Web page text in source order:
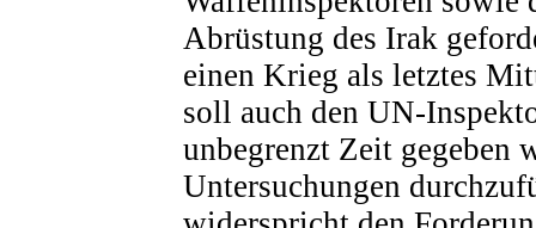
Abrüstung des Irak
einen Krieg als letztes
soll auch den UN-
unbegrenzt Zeit gegeben
Untersuchungen